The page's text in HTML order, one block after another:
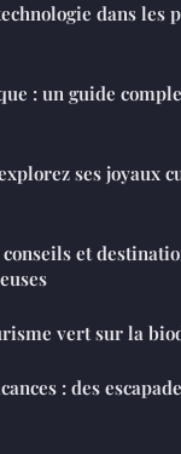
dans les
: un guide
ses joyaux
conseils et
vert sur la
: des